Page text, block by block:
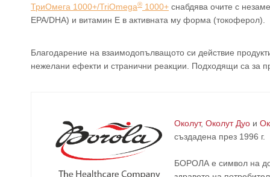
ТриОмега 1000+/TriOmega® 1000+ снабдява очите с
EPA/DHA) и витамин Е в активната му форма (токоферол).
Благодарение на взаимодопълващото си действие
нежелани ефекти и странични реакции. Подходящи са за
Околут, Околут Дуои
създадена през 1996 г.
БОРОЛА е символ на